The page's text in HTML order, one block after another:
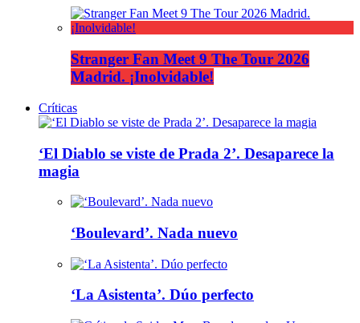
Stranger Fan Meet 9 The Tour 2026
Madrid. ¡Inolvidable!
Críticas
‘El Diablo se viste de Prada 2’. Desaparece la
magia
‘Boulevard’. Nada nuevo
‘La Asistenta’. Dúo perfecto